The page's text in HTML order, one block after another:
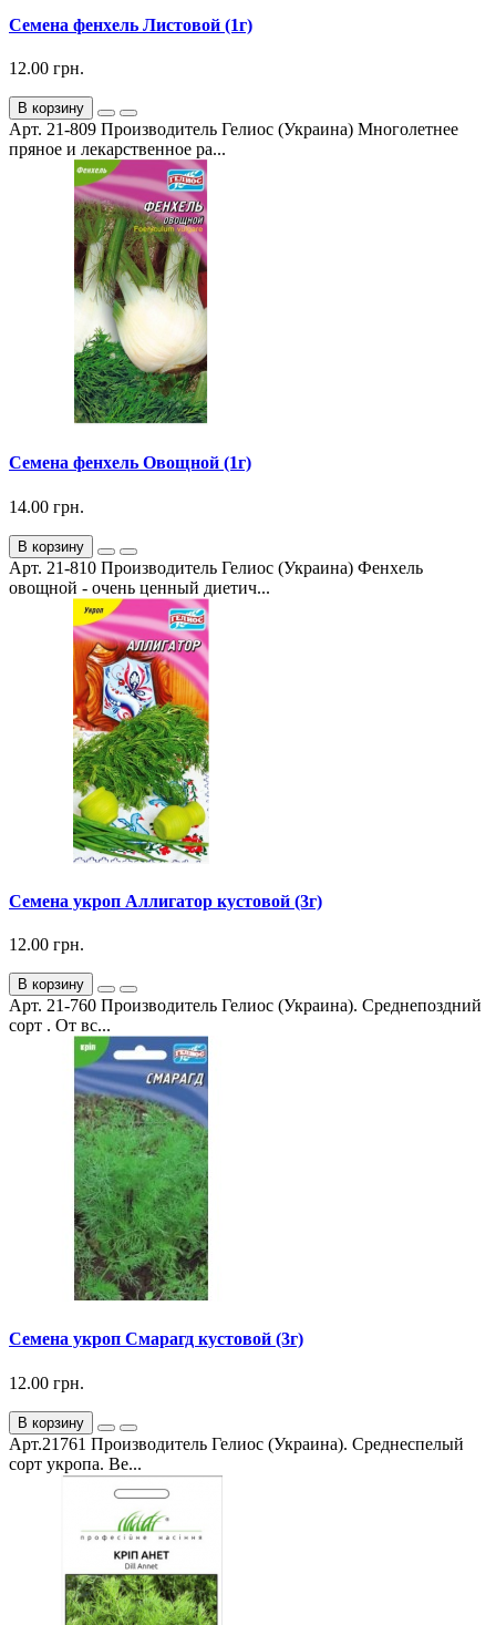
Семена фенхель Листовой (1г)
12.00 грн.
В корзину
Арт. 21-809 Производитель Гелиос (Украина) Многолетнее
пряное и лекарственное ра...
Семена фенхель Овощной (1г)
14.00 грн.
В корзину
Арт. 21-810 Производитель Гелиос (Украина) Фенхель
овощной - очень ценный диетич...
Семена укроп Аллигатор кустовой (3г)
12.00 грн.
В корзину
Арт. 21-760 Производитель Гелиос (Украина). Среднепоздний
сорт . От вс...
Семена укроп Смарагд кустовой (3г)
12.00 грн.
В корзину
Арт.21761 Производитель Гелиос (Украина). Среднеспелый
сорт укропа. Ве...